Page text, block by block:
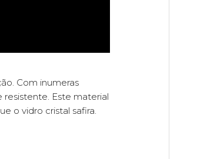
Com inumeras
Este material
o vidro cristal safira.